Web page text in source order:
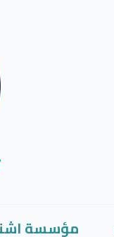
مؤسسة